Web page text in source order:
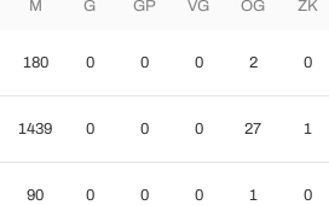
M G GP VG OG ŽK
180 0 0 0 2 0
1439 0 0 0 27 1
90 0 0 0 1 0